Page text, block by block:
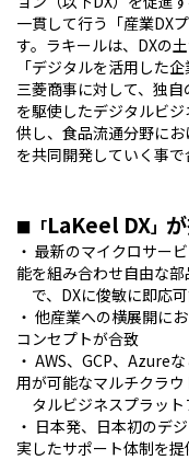
一貫して行う「産業DX
す。ラキールは、DXの
「デジタルを活用した
三菱商事に対して、独自
を駆使したデジタルビ
供し、食品流通分野に
を共同開発していく事で
■「LaKeel DX」
・ 最新のマイクロサー
能を組み合わせ自由な
で、DXに俊敏に即応
・ 他産業への横展開に
コンセプトが合致
・ AWS、GCP、Azure
用が可能なマルチクラ
タルビジネスプラット
・ 日本発、日本初のデ
実したサポート体制を提